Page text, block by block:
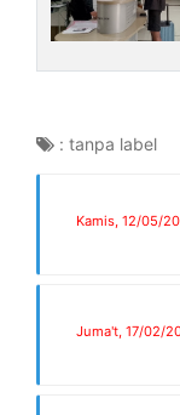
: tanpa label
Kamis, 12/05/
Juma't, 17/02/